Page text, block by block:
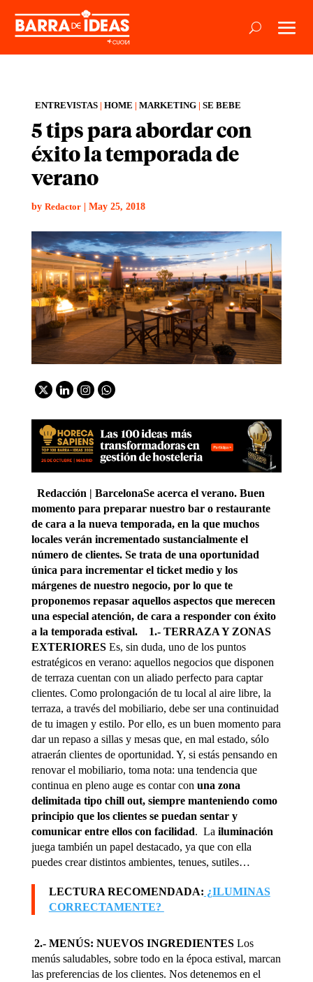
ENTREVISTAS| HOME MARKETING| SE BEBE
5 tips para abordar con
éxito la temporada de
verano
by Redactor| May 25, 2018
Redacción | BarcelonaSe acerca el verano. Buen
momento para preparar nuestro bar o restaurante
de cara a la nueva temporada, en la que muchos
locales verán incrementado sustancialmente el
número de clientes. Se trata de una oportunidad
única para incrementar el ticket medio y los
márgenes de nuestro negocio, por lo que te
proponemos repasar aquellos aspectos que merecen
una especial atención, de cara a responder con éxito
a la temporada estival.
1.- TERRAZA Y ZONAS
EXTERIORES Es, sin duda, uno de los puntos
estratégicos en verano: aquellos negocios que disponen
de terraza cuentan con un aliado perfecto para captar
clientes. Como prolongación de tu local al aire libre, la
terraza, a través del mobiliario, debe ser una continuidad
de tu imagen y estilo. Por ello, es un buen momento para
dar un repaso a sillas y mesas que, en mal estado, sólo
atraerán clientes de oportunidad. Y, si estás pensando en
renovar el mobiliario, toma nota: una tendencia que
continua en pleno auge es contar con una zona
delimitada tipo chill out, siempre manteniendo como
principio que los clientes se puedan sentar y
comunicar entre ellos con facilidad. La iluminación
juega también un papel destacado, ya que con ella
puedes crear distintos ambientes, tenues, sutiles…
LECTURA RECOMENDADA: ¿ILUMINAS
CORRECTAMENTE?
2.- MENÚS: NUEVOS INGREDIENTES Los
menús saludables, sobre todo en la época estival, marcan
las preferencias de los clientes. Nos detenemos en el